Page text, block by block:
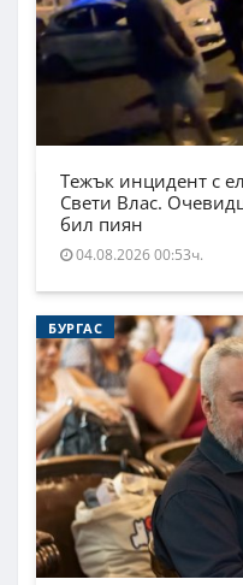
Тежък инцидент с
Свети Влас.
бил пиян
04.08.2026 00:53ч.
БУРГАС